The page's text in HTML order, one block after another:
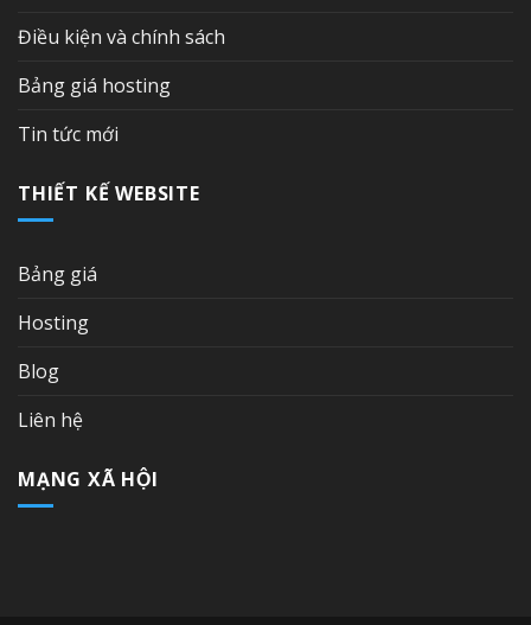
Điều kiện và chính sách
Bảng giá hosting
Tin tức mới
THIẾT KẾ WEBSITE
Bảng giá
Hosting
Blog
Liên hệ
MẠNG XÃ HỘI